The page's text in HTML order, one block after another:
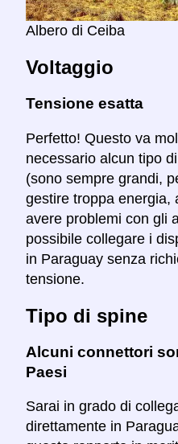
Albero di Ceiba
Voltaggio
Tensione esatta
Perfetto! Questo va
necessario alcun tipo
(sono sempre grandi,
gestire troppa energia,
avere problemi con gli
possibile collegare i
in Paraguay senza
tensione.
Tipo di spine
Alcuni connettori
Paesi
Sarai in grado di
direttamente in